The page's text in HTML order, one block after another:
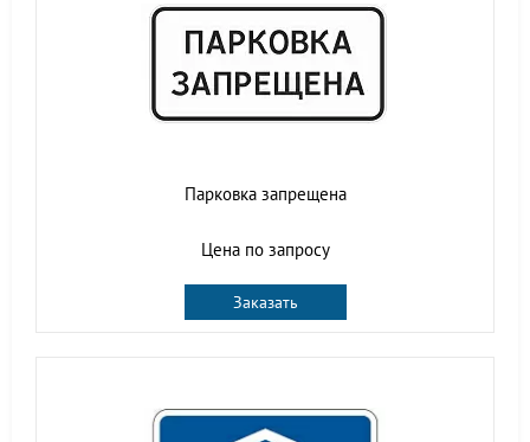
Парковка запрещена
Цена по запросу
Заказать